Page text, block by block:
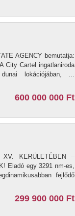
AGENCY bemutatja:
City Cartel ingatlaniroda
lokációjában, ...
600 000 000 Ft
XV. KERÜLETÉBEN –
Eladó egy 3291 nm-es,
fejlődő
299 900 000 Ft